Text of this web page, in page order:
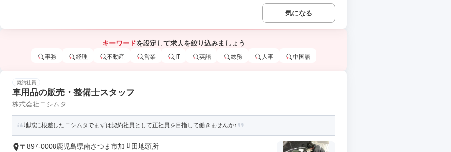
気になる
キーワードを設定して求人を絞り込みましょう
事務 経理 不動産 営業 IT 英語 総務 人事 中国語
契約社員
車用品の販売・整備士スタッフ
株式会社ニシムタ
地域に根差したニシムタでまずは契約社員として正社員を目指して働きませんか♪
〒897-0008鹿児島県南さつま市加世田地頭所